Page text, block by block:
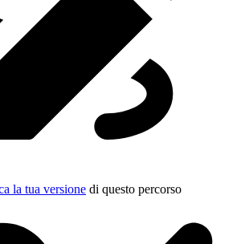
la tua versione di questo percorso